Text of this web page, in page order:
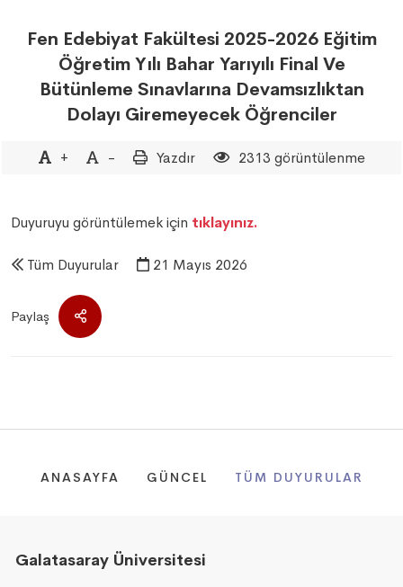
Fen Edebiyat Fakültesi 2025-2026 Eğitim
Öğretim Yılı Bahar Yarıyılı Final Ve
Bütünleme Sınavlarına Devamsızlıktan
Dolayı Giremeyecek Öğrenciler
+ - Yazdır 2313 görüntülenme
Duyuruyu görüntülemek için tıklayınız.
Tüm Duyurular 21 Mayıs 2026
Paylaş
ANASAYFA GÜNCEL TÜM DUYURULAR
Galatasaray Üniversitesi